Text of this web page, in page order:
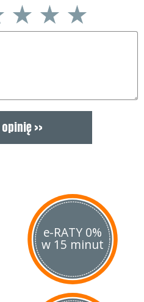
e-RATY 0%
w 15 minut